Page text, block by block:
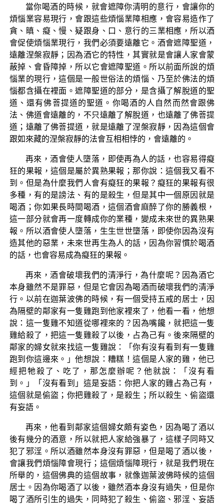
當你喝酒的時候，就會遮障你清明的意行，會讓你的
煩惱業容易現行，會跟這些煩惱業障相應，會容易造作了
貪、瞋、癡、慢、疑跟身、口、意行的三業相應，所以酒
會促使煩惱業現行，我們必須要遠離它。酒會遮障聖道，
遠離涅槃寂靜；因為酒它的特性，其實就是會讓人家會蒙
蔽掉、會昏障掉，所以它會遮障聖道。所以前面所說的煩
惱業的現行，這個是一般世俗法的煩惱、乃至於佛法的煩
惱都含攝在裡面。遮障聖道的部分，是含攝了解脫道的聖
道、還有佛菩提道的聖道。你喝酒的人自然而然會跟佛
法、佛道會遠離的，不只遠離了解脫道，也遠離了佛菩提
道；遠離了佛菩提道，就是遠離了涅槃寂靜，因為這個會
跟如來藏的涅槃寂靜的法會互相相悖的，會遠離的。
再來，酒會使人墮落，即使再為人的話，也容易得癡
狂的果報，這個是屬於異熟果報；那你說：這個我又看不
到。但是為什麼我們人會有癡狂的果報？癡狂的果報有很
多種，有的是謗法、有的是殺生，但是其中一個原因就是
喝酒；你如果長時間喝酒，這個酒會麻醉了你的勝義根，
這一部分就會再一度轉成你的業種，變成未來世的異熟果
報。所以酒會使人墮落，生生世世墮落，即使你因為沒有
造其他的惡業，未來世再生為人的話，因為你習慣於喝酒
的話，也會容易成為癡狂的果報。
再來，酒會破壞我們的清淨行，為什麼呢？因為酒它
本身雖然不是罪惡，但是它會因為喝酒而破壞我們的清淨
行。以前在迦葉波佛的時候，有一個受持五戒的居士，因
為隔壁的鄰家有一隻雞跑到他家裡來了，他看一看，他想
說：這一隻雞不知道從哪裡來的？因為嘴饞，就把這一隻
雞給殺了，把這一隻雞殺了以後，占為己有。後來隔壁的
鄰家的婦女就來找這一隻雞說：「你有沒有看到有一隻雞
跑到你這邊來。」他想說：糟糕！這個是人家的雞，他已
經把牠殺了、吃了，那怎麼辦呢？他就說：「沒有看
到。」「沒有看到」這是妄語：你把人家的雞占為己有，
這個就是偷盜；你把雞殺了，是殺生；所以殺生、偷盜還
有妄語。
再來，他看到鄰家這個婦女頗有姿色，因為喝了酒以
後有幾分的酒意，所以就把人家給強暴了，這樣子同時又
犯了邪淫。所以酒雖然本身沒有罪惡，但是喝了酒以後，
會讓我們煩惱障會現行；這個煩惱障現行，就是我們現在
所舉的，這個佛典的這個故事，就像迦葉波佛時候的這個
居士。因為你喝酒了以後，雖然酒本身沒有過失，但是你
喝了酒所引生的過失，同時犯了殺生、偷盜、邪淫、妄語